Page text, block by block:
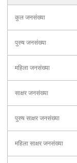
कुल जनसंख्या
पुरुष जनसंख्या
महिला जनसंख्या
साक्षर जनसंख्या
पुरुष साक्षर जनसंख्या
महिला साक्षर जनसंख्या